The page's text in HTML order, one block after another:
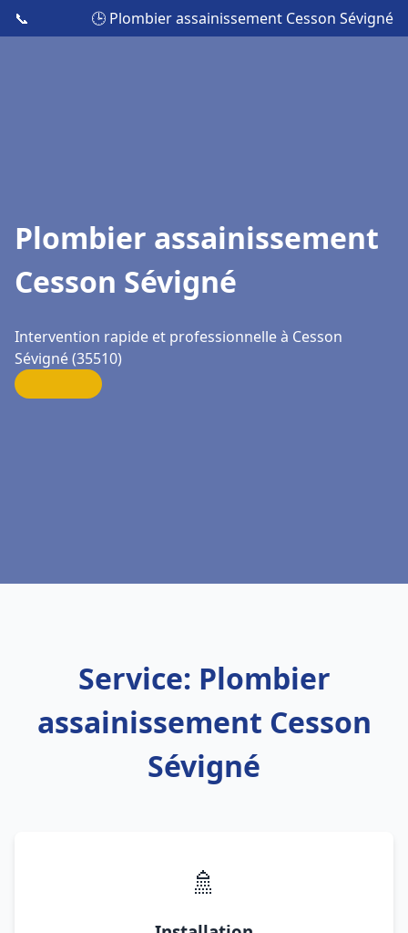
📞 🕒 Plombier assainissement Cesson Sévigné
Plombier assainissement
Cesson Sévigné
Intervention rapide et professionnelle à Cesson
Sévigné (35510)
Service: Plombier
assainissement Cesson
Sévigné
🚿